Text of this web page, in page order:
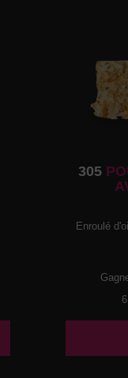
305
Enroulé